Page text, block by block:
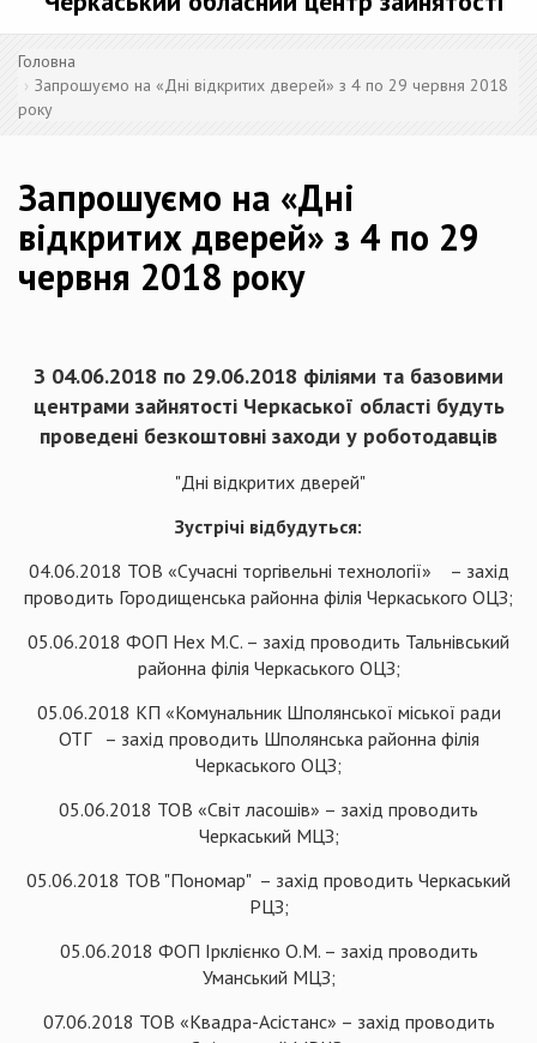
Головна
Запрошуємо на «Дні відкритих дверей» з 4 по 29 червня 2018
року
Запрошуємо на «Дні
відкритих дверей» з 4 по 29
червня 2018 року
З 04.06.2018 по 29.06.2018 філіями та базовими
центрами зайнятості Черкаської області будуть
проведені безкоштовні заходи у роботодавців
"Дні відкритих дверей"
Зустрічі відбудуться:
04.06.2018 ТОВ «Сучасні торгівельні технології» – захід
проводить Городищенська районна філія Черкаського ОЦЗ;
05.06.2018 ФОП Нех М.С. – захід проводить Тальнівський
районна філія Черкаського ОЦЗ;
05.06.2018 КП «Комунальник Шполянської міської ради
ОТГ – захід проводить Шполянська районна філія
Черкаського ОЦЗ;
05.06.2018 ТОВ «Світ ласошів» – захід проводить
Черкаський МЦЗ;
05.06.2018 ТОВ "Пономар" – захід проводить Черкаський
РЦЗ;
05.06.2018 ФОП Ірклієнко О.М. – захід проводить
Уманський МЦЗ;
07.06.2018 ТОВ «Квадра-Асістанс» – захід проводить